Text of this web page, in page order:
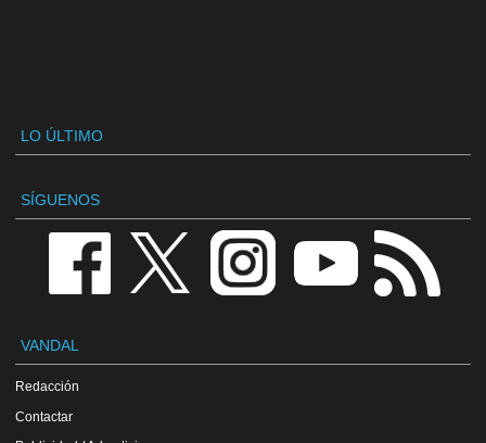
LO ÚLTIMO
SÍGUENOS
VANDAL
Redacción
Contactar